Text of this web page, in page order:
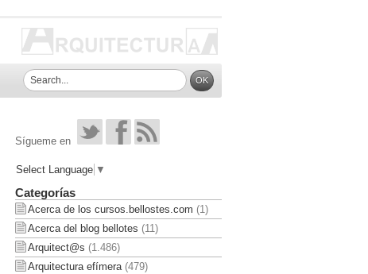
Sígueme en
Select Language ▼
Categorías
Acerca de los cursos.bellostes.com (1)
Acerca del blog bellotes (11)
Arquitect@s (1.486)
Arquitectura efímera(479)